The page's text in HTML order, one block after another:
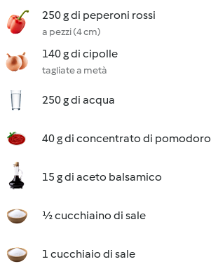
250 g di peperoni rossi
a pezzi (4 cm)
140 g di cipolle
tagliate a metà
250 g di acqua
40 g di concentrato di pomodoro
15 g di aceto balsamico
½ cucchiaino di sale
1 cucchiaio di sale